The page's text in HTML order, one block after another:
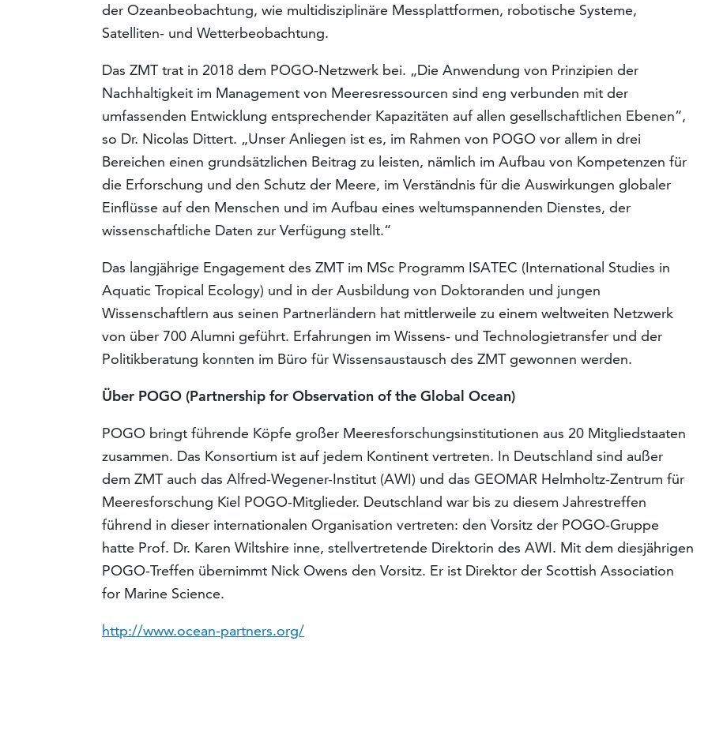
der Ozeanbeobachtung, wie multidisziplinäre Messplattformen, robotische Systeme,
Satelliten- und Wetterbeobachtung.
Das ZMT trat in 2018 dem POGO-Netzwerk bei. „Die Anwendung von Prinzipien der
Nachhaltigkeit im Management von Meeresressourcen sind eng verbunden mit der
umfassenden Entwicklung entsprechender Kapazitäten auf allen gesellschaftlichen Ebenen“,
so Dr. Nicolas Dittert. „Unser Anliegen ist es, im Rahmen von POGO vor allem in drei
Bereichen einen grundsätzlichen Beitrag zu leisten, nämlich im Aufbau von Kompetenzen für
die Erforschung und den Schutz der Meere, im Verständnis für die Auswirkungen globaler
Einflüsse auf den Menschen und im Aufbau eines weltumspannenden Dienstes, der
wissenschaftliche Daten zur Verfügung stellt.“
Das langjährige Engagement des ZMT im MSc Programm ISATEC (International Studies in
Aquatic Tropical Ecology) und in der Ausbildung von Doktoranden und jungen
Wissenschaftlern aus seinen Partnerländern hat mittlerweile zu einem weltweiten Netzwerk
von über 700 Alumni geführt. Erfahrungen im Wissens- und Technologietransfer und der
Politikberatung konnten im Büro für Wissensaustausch des ZMT gewonnen werden.
Über POGO (Partnership for Observation of the Global Ocean)
POGO bringt führende Köpfe großer Meeresforschungsinstitutionen aus 20 Mitgliedstaaten
zusammen. Das Konsortium ist auf jedem Kontinent vertreten. In Deutschland sind außer
dem ZMT auch das Alfred-Wegener-Institut (AWI) und das GEOMAR Helmholtz-Zentrum für
Meeresforschung Kiel POGO-Mitglieder. Deutschland war bis zu diesem Jahrestreffen
führend in dieser internationalen Organisation vertreten: den Vorsitz der POGO-Gruppe
hatte Prof. Dr. Karen Wiltshire inne, stellvertretende Direktorin des AWI. Mit dem diesjährigen
POGO-Treffen übernimmt Nick Owens den Vorsitz. Er ist Direktor der Scottish Association
for Marine Science.
http://www.ocean-partners.org/